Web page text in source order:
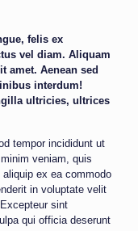
felis ex
vel diam. Aliquam
amet. Aenean sed
interdum!
ultricies, ultrices
tempor incididunt ut
veniam, quis
ex ea commodo
in voluptate velit
sint
qui officia deserunt